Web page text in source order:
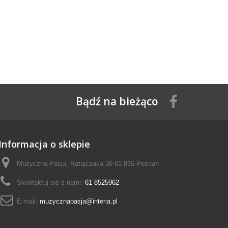
Bądź na bieżąco
Informacja o sklepie
Muzyczna Pasja, Ratajczaka 30 61-815 Poznań
Skontaktuj się z nami: 61 8525962
E-mail: muzycznapasja@interia.pl